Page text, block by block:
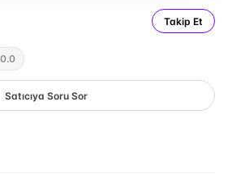
Takip Et
0.0
Satıcıya Soru Sor